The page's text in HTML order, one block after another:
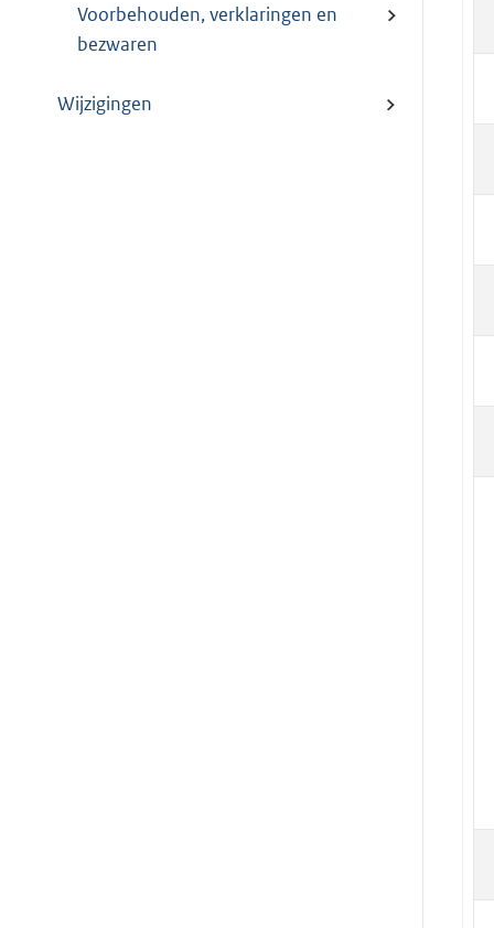
Voorbehouden, verklaringen en
bezwaren
Wijzigingen